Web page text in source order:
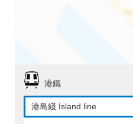
港鐵
港島綫 Island line